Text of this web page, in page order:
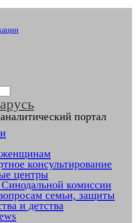
портал
консультирование
центры
комиссии
семьи, защиты
и детства